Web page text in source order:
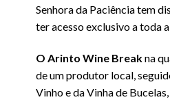
Senhora da Paciência tem
ter acesso exclusivo a toda
O Arinto Wine Breakna
de um produtor local,
Vinho e da Vinha de